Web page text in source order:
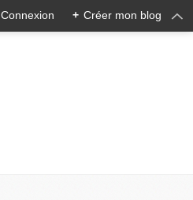
Connexion + Créer mon blog